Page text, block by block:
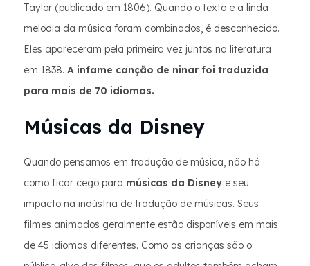
Taylor (publicado em 1806). Quando o texto e a linda
melodia da música foram combinados, é desconhecido.
Eles apareceram pela primeira vez juntos na literatura
em 1838. A infame canção de ninar foi traduzida
para mais de 70 idiomas.
Músicas da Disney
Quando pensamos em tradução de música, não há
como ficar cego para músicas da Disney e seu
impacto na indústria de tradução de músicas. Seus
filmes animados geralmente estão disponíveis em mais
de 45 idiomas diferentes. Como as crianças são o